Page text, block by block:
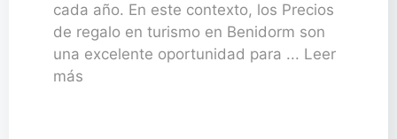
cada año. En este contexto, los Precios
de regalo en turismo en Benidorm son
una excelente oportunidad para ... Leer
más